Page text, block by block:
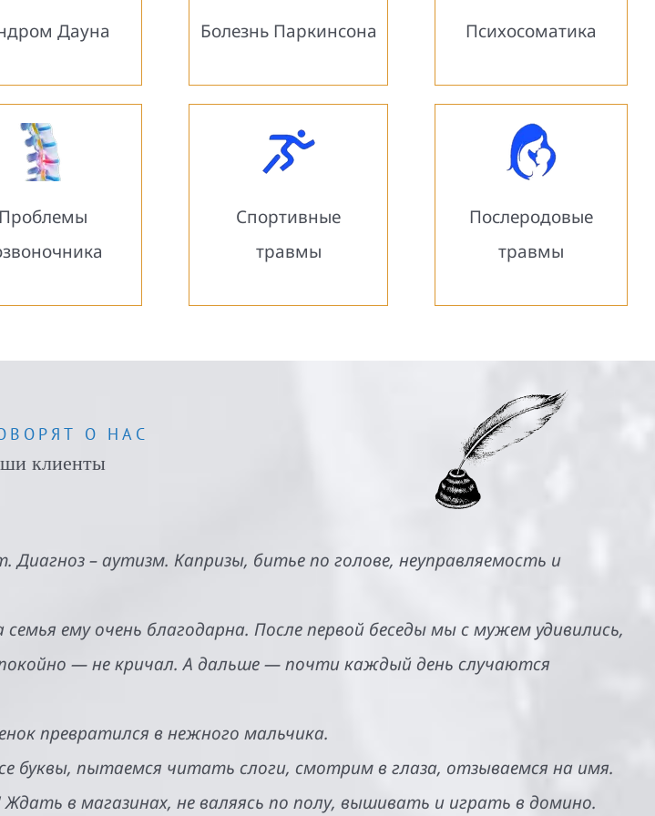
Дауна Болезнь Паркинсона Психосоматика
Проблемы
Спортивные
травмы
Послеродовые
травмы
О НАС
клиенты
Диагноз – аутизм. Капризы, битье по голове, неуправляемость и
ему очень благодарна. После первой беседы мы с мужем удивились,
— не кричал. А дальше — почти каждый день случаются
превратился в нежного мальчика.
буквы, пытаемся читать слоги, смотрим в глаза, отзываемся на имя.
в магазинах, не валяясь по полу, вышивать и играть в домино.